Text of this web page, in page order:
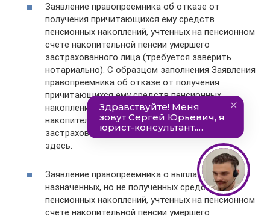
Заявление правопреемника об отказе от
получения причитающихся ему средств
пенсионных накоплений, учтенных на пенсионном
счете накопительной пенсии умершего
застрахованного лица (требуется заверить
нотариально). С образцом заполнения Заявления
правопреемника об отказе от получения
причитающихся ему средств пенсионных
накоплений, учтенных на пенсионном счете
накопительной пенсии умершего
застрахованного лица можно ознакомиться
здесь.
Заявление правопреемника о выплате
назначенных, но не полученных средств
пенсионных накоплений, учтенных на пенсионном
счете накопительной пенсии умершего